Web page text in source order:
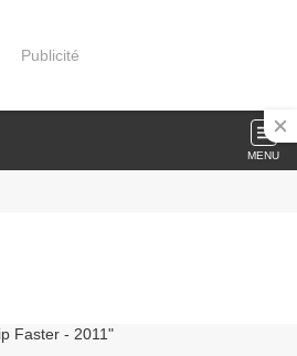
Publicité
MENU